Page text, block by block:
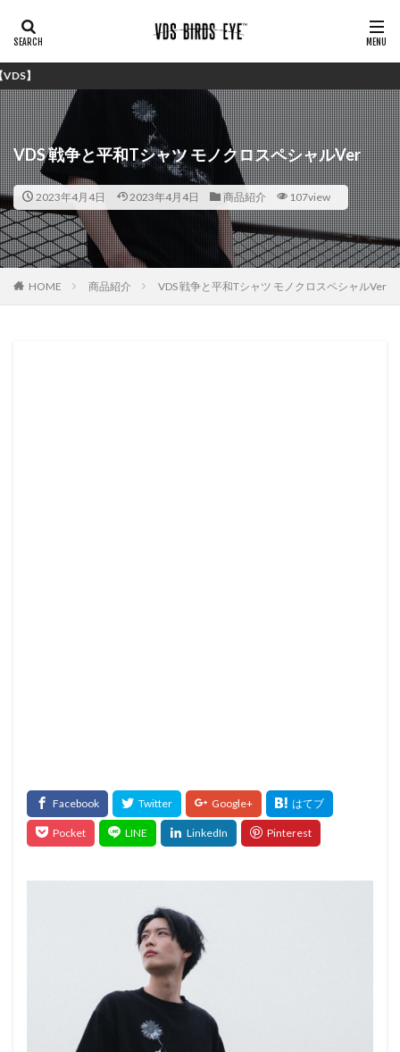
VDS 戦争と平和Tシャツ モノクロスペシャルVer
2023年4月4日 2023年4月4日 商品紹介 107view
HOME 商品紹介 VDS 戦争と平和Tシャツ モノクロスペシャルVer